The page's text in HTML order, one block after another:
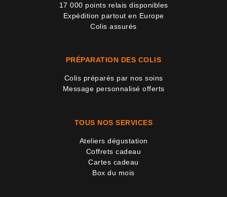
17 000 points relais disponibles
Expédition partout en Europe
Colis assurés
PRÉPARATION DES COLIS
Colis préparés par nos soins
Message personnalisé offerts
TOUS NOS SERVICES
Ateliers dégustation
Coffrets cadeau
Cartes cadeau
Box du mois